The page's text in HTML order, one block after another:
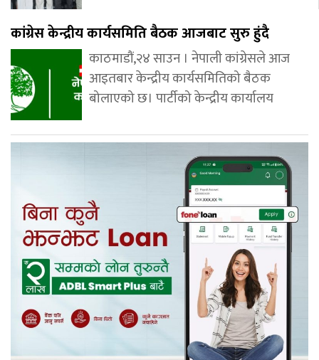
कांग्रेस केन्द्रीय कार्यसमिति बैठक आजबाट सुरु हुंदै
काठमाडौं,२४ साउन । नेपाली कांग्रेसले आज
आइतबार केन्द्रीय कार्यसमितिको बैठक
बोलाएको छ। पार्टीको केन्द्रीय कार्यालय